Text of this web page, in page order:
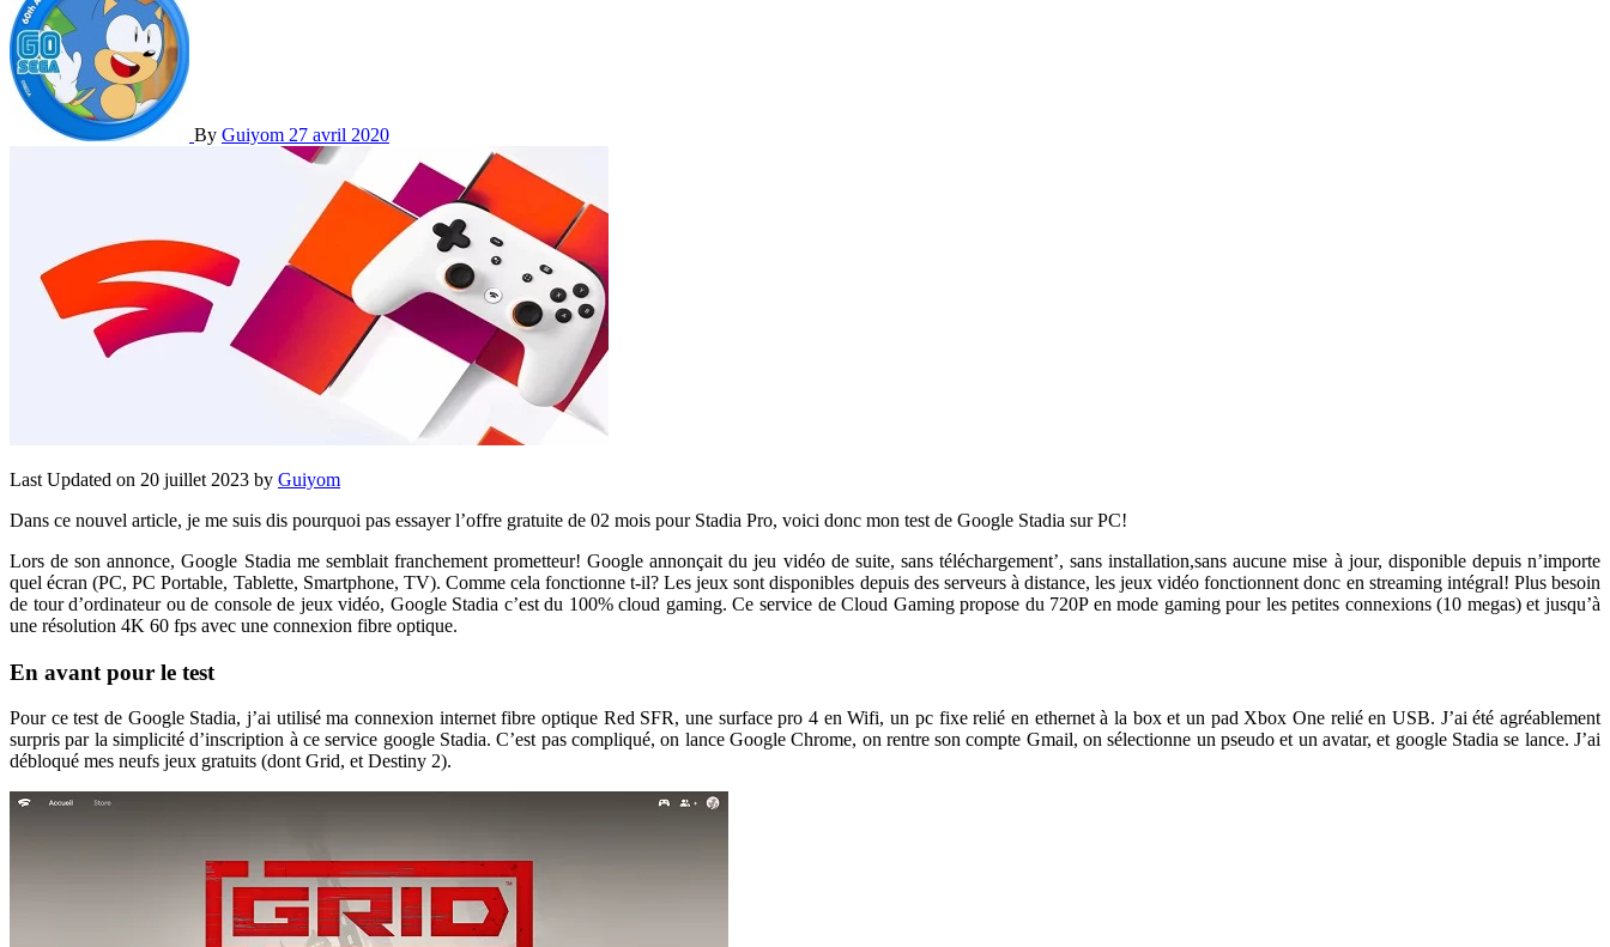
By Guiyom 27 avril 2020
Last Updated on 20 juillet 2023 by Guiyom
Dans ce nouvel article, je me suis dis pourquoi pas essayer l’offre gratuite de 02 mois pour Stadia Pro, voici donc mon test de Google Stadia sur PC!
Lors de son annonce, Google Stadia me semblait franchement prometteur! Google annonçait du jeu vidéo de suite, sans téléchargement’, sans installation,sans aucune mise à jour, disponible depuis n’importe
quel écran (PC, PC Portable, Tablette, Smartphone, TV). Comme cela fonctionne t-il? Les jeux sont disponibles depuis des serveurs à distance, les jeux vidéo fonctionnent donc en streaming intégral! Plus besoin
de tour d’ordinateur ou de console de jeux vidéo, Google Stadia c’est du 100% cloud gaming. Ce service de Cloud Gaming propose du 720P en mode gaming pour les petites connexions (10 megas) et jusqu’à
une résolution 4K 60 fps avec une connexion fibre optique.
En avant pour le test
Pour ce test de Google Stadia, j’ai utilisé ma connexion internet fibre optique Red SFR, une surface pro 4 en Wifi, un pc fixe relié en ethernet à la box et un pad Xbox One relié en USB. J’ai été agréablement
surpris par la simplicité d’inscription à ce service google Stadia. C’est pas compliqué, on lance Google Chrome, on rentre son compte Gmail, on sélectionne un pseudo et un avatar, et google Stadia se lance. J’ai
débloqué mes neufs jeux gratuits (dont Grid, et Destiny 2).